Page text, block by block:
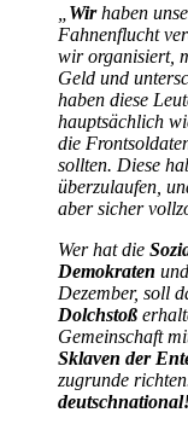
Wirhaben
Fahnenflucht
wir organisiert,
Geld und
haben diese
hauptsächlich
die
sollten. Diese
überzulaufen,
aber sicher
Wer hat die
Demokraten
Dezember, soll
Dolchstoß
Gemeinschaft
Sklaven der
zugrunde